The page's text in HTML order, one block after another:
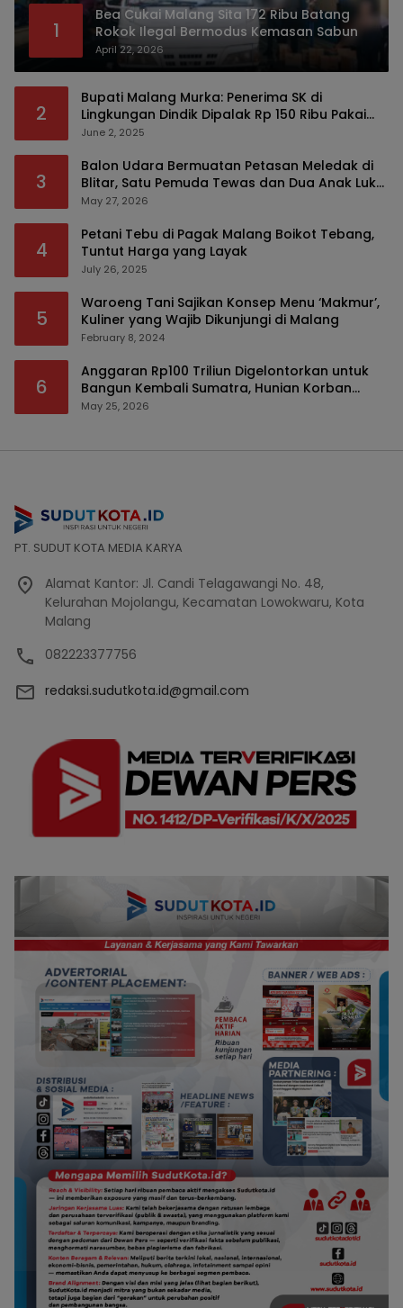
1
Bea Cukai Malang Sita 172 Ribu Batang
Rokok Ilegal Bermodus Kemasan Sabun
April 22, 2026
2
Bupati Malang Murka: Penerima SK di
Lingkungan Dindik Dipalak Rp 150 Ribu Pakai
Modus Tumpengan, KPK Turut Pantau
June 2, 2025
3
Balon Udara Bermuatan Petasan Meledak di
Blitar, Satu Pemuda Tewas dan Dua Anak Luka
Serius
May 27, 2026
4
Petani Tebu di Pagak Malang Boikot Tebang,
Tuntut Harga yang Layak
July 26, 2025
5
Waroeng Tani Sajikan Konsep Menu ‘Makmur’,
Kuliner yang Wajib Dikunjungi di Malang
February 8, 2024
6
Anggaran Rp100 Triliun Digelontorkan untuk
Bangun Kembali Sumatra, Hunian Korban
Bencana Bakal Difokuskan
May 25, 2026
PT. SUDUT KOTA MEDIA KARYA
Alamat Kantor: Jl. Candi Telagawangi No. 48,
Kelurahan Mojolangu, Kecamatan Lowokwaru, Kota
Malang
082223377756
redaksi.sudutkota.id@gmail.com